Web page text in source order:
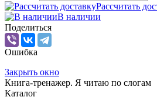
Рассчитать
В наличии
Поделиться
Ошибка
Закрыть окно
Книга-тренажер. Я читаю по слогам
Каталог